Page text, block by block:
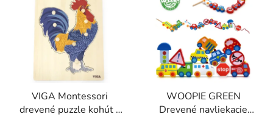
VIGA Montessori
drevené puzzle kohút s
WOOPIE GREEN
Drevené navliekacie